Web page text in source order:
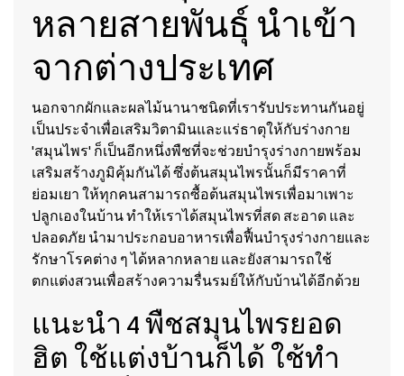
หลายสายพันธุ์ นำเข้า
จากต่างประเทศ
นอกจากผักและผลไม้นานาชนิดที่เรารับประทานกันอยู่
เป็นประจำเพื่อเสริมวิตามินและแร่ธาตุให้กับร่างกาย
'สมุนไพร' ก็เป็นอีกหนึ่งพืชที่จะช่วยบำรุงร่างกายพร้อม
เสริมสร้างภูมิคุ้มกันได้ ซึ่งต้นสมุนไพรนั้นก็มีราคาที่
ย่อมเยา ให้ทุกคนสามารถซื้อต้นสมุนไพรเพื่อมาเพาะ
ปลูกเองในบ้าน ทำให้เราได้สมุนไพรที่สด สะอาด และ
ปลอดภัย นำมาประกอบอาหารเพื่อฟื้นบำรุงร่างกายและ
รักษาโรคต่าง ๆ ได้หลากหลาย และยังสามารถใช้
ตกแต่งสวนเพื่อสร้างความรื่นรมย์ให้กับบ้านได้อีกด้วย
แนะนำ 4 พืชสมุนไพรยอด
ฮิต ใช้แต่งบ้านก็ได้ ใช้ทำ